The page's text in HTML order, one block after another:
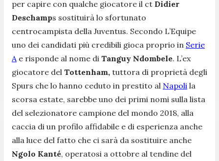
per capire con qualche giocatore il ct Didier
Deschamps sostituirà lo sfortunato
centrocampista della Juventus. Secondo L’Equipe
uno dei candidati più credibili gioca proprio in Serie
Ae risponde al nome di Tanguy Ndombele. L’ex
giocatore del Tottenham, tuttora di proprietà degli
Spurs che lo hanno ceduto in prestito al Napoli la
scorsa estate, sarebbe uno dei primi nomi sulla lista
del selezionatore campione del mondo 2018, alla
caccia di un profilo affidabile e di esperienza anche
alla luce del fatto che ci sarà da sostituire anche
Ngolo Kanté, operatosi a ottobre al tendine del